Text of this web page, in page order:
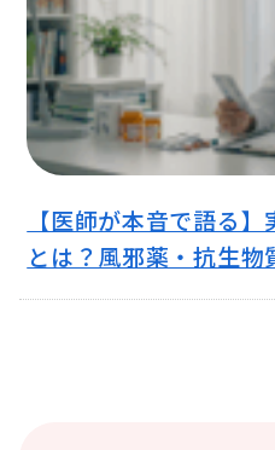
【医師が本音で語る
とは？風邪薬・抗生